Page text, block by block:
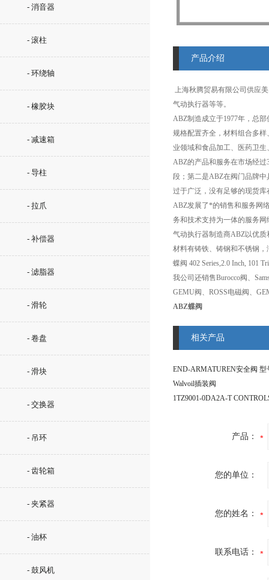
- 消音器
- 滚柱
- 环绕轴
- 橡胶块
- 减速箱
- 导柱
- 拉爪
- 补偿器
- 滤脂器
- 滑轮
- 卷盘
- 滑块
- 交换器
- 吊环
- 齿轮箱
- 夹紧器
- 油杯
- 鼓风机
产品介绍
上海秋腾贸易有限公司供应
气动执行器等等。
ABZ制造成立于1977年，总
规格配置齐全，材料组合多
业领域和食品加工、医药卫
ABZ的产品和服务在市场经
段；第二是ABZ在阀门品牌
过于广泛，没有足够的现货
ABZ发展了*的销售和服务网
务和技术支持为一体的服务
气动执行器制造商ABZ以优
材料有铸铁、铸钢和不锈钢
蝶阀 402 Series,2.0 Inch,
我公司还销售Burocco阀、
GEMU阀、ROSS电磁阀、
ABZ蝶阀
相关产品
Walvoil插装阀
1TZ9001-0DA2A-T
产品：
您的单位：
您的姓名：
联系电话：